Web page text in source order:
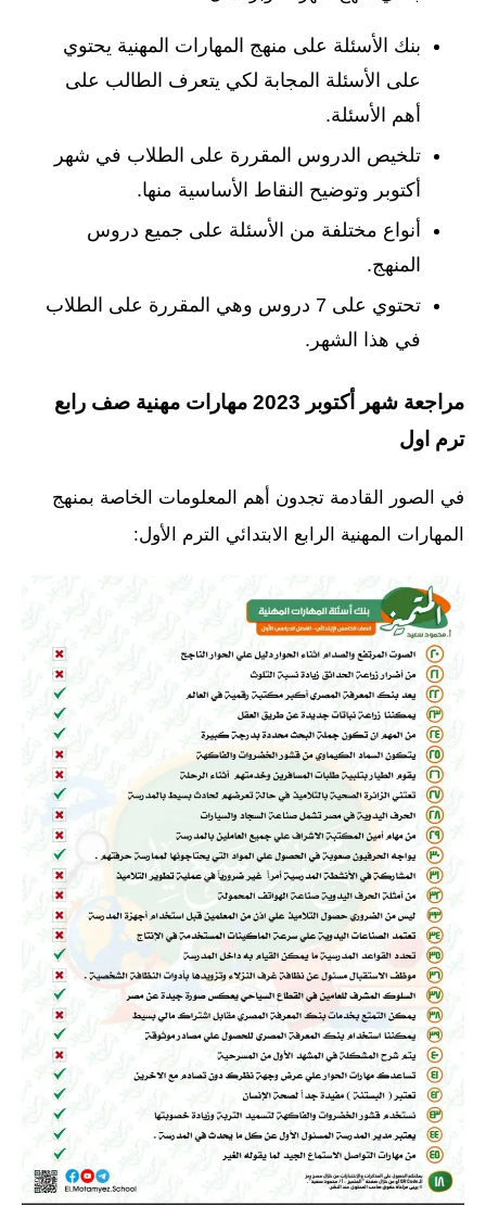
بنك الأسئلة على منهج المهارات المهنية يحتوي
على الأسئلة المجابة لكي يتعرف الطالب على
أهم الأسئلة.
تلخيص الدروس المقررة على الطلاب في شهر
أكتوبر وتوضيح النقاط الأساسية منها.
أنواع مختلفة من الأسئلة على جميع دروس
المنهج.
تحتوي على 7 دروس وهي المقررة على الطلاب
في هذا الشهر.
مراجعة شهر أكتوبر 2023 مهارات مهنية صف رابع
ترم اول
في الصور القادمة تجدون أهم المعلومات الخاصة بمنهج
المهارات المهنية الرابع الابتدائي الترم الأول: